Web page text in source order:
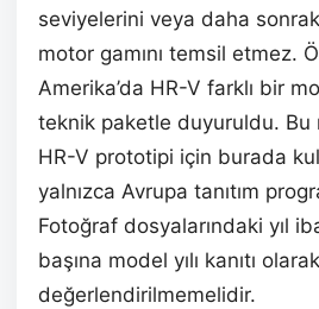
seviyelerini veya daha
motor gamını temsil etmez.
Amerika’da HR-V farklı bir
teknik paketle duyuruldu. Bu
HR-V prototipi için burada
yalnızca Avrupa tanıtım
Fotoğraf dosyalarındaki yıl
başına model yılı kanıtı olarak
değerlendirilmemelidir.